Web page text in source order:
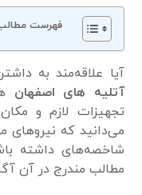
فهرست
آیا علاقه‌مند به
آتلیه های اصفهان
تجهیزات لازم و
می‌دانید که
شاخصه‌های داشته
مطالب مندرج در آن